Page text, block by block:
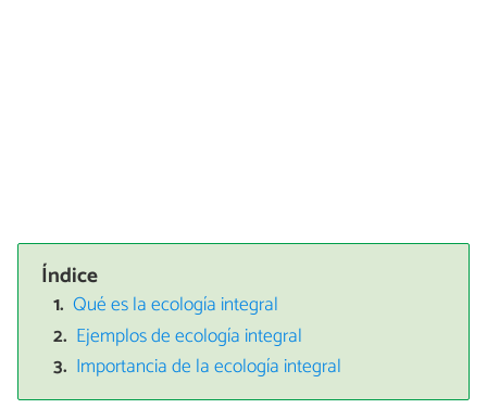
Índice
Qué es la ecología integral
Ejemplos de ecología integral
Importancia de la ecología integral